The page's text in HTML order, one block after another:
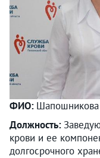
ФИО: Шапошникова
Должность:
крови и ее
долгосрочного